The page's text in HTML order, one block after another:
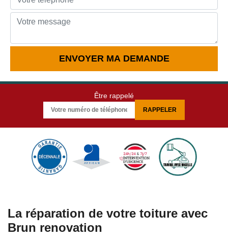
Être rappelé
La réparation de votre toiture avec
Brun renovation